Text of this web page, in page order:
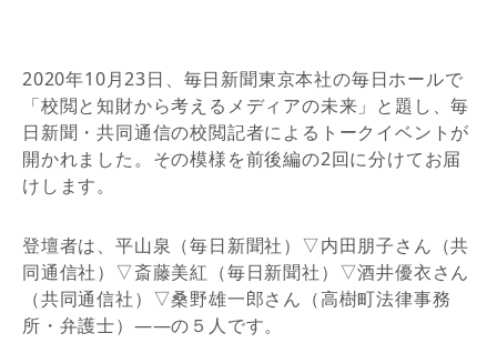
2020年10月23日、毎日新聞東京本社の毎日ホールで
「校閲と知財から考えるメディアの未来」と題し、毎
日新聞・共同通信の校閲記者によるトークイベントが
開かれました。その模様を前後編の2回に分けてお届
けします。
登壇者は、平山泉（毎日新聞社）▽内田朋子さん（共
同通信社）▽斎藤美紅（毎日新聞社）▽酒井優衣さん
（共同通信社）▽桑野雄一郎さん（高樹町法律事務
所・弁護士）――の５人です。